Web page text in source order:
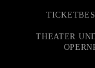
THEATER